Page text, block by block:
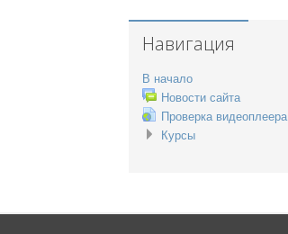
Навигация
В начало
Новости сайта
Проверка видеоплеера
Курсы